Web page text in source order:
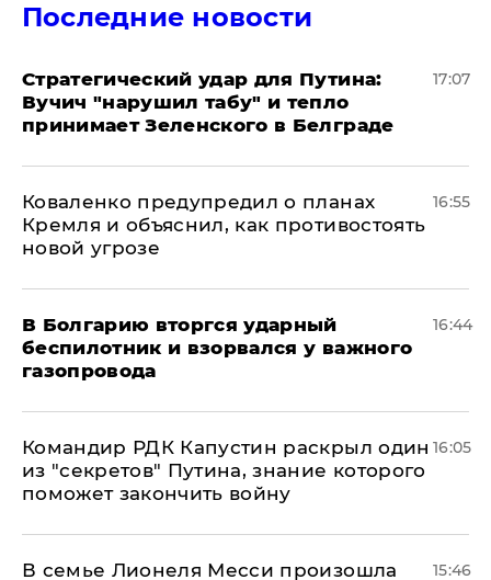
Последние новости
Стратегический удар для Путина:
Вучич "нарушил табу" и тепло
принимает Зеленского в Белграде
17:07
Коваленко предупредил о планах
Кремля и объяснил, как противостоять
новой угрозе
16:55
В Болгарию вторгся ударный
беспилотник и взорвался у важного
газопровода
16:44
Командир РДК Капустин раскрыл один
из "секретов" Путина, знание которого
поможет закончить войну
16:05
В семье Лионеля Месси произошла 15:46